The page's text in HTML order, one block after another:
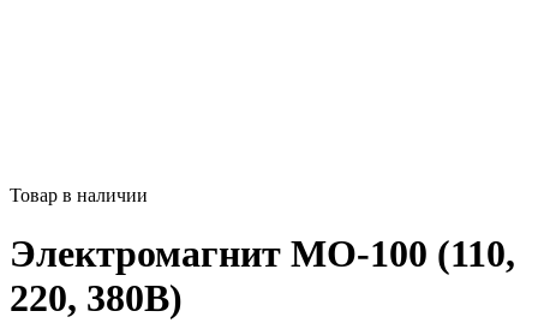
Товар в наличии
Электромагнит МО-100 (110,
220, 380В)